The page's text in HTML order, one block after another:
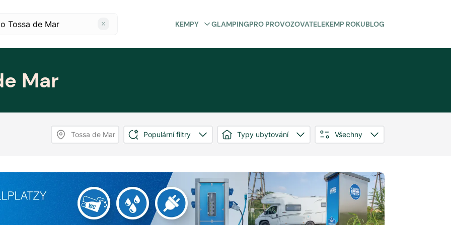
KEMPY GLAMPINGPRO PROVOZOVATELEKEMP ROKUBLOG
Mar
Tossa de Mar Populární filtry Typy ubytování Všechny